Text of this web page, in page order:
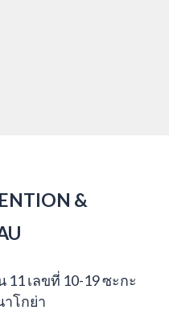
&
เลขที่ 10-19 ซะกะ
าโกย่า